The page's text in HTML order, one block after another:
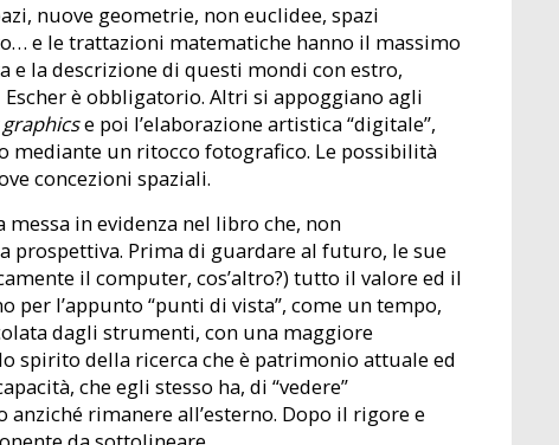
nuove geometrie, non euclidee, spazi
e le trattazioni matematiche hanno il massimo
e la descrizione di questi mondi con estro,
è obbligatorio. Altri si appoggiano agli
e poi l’elaborazione artistica “digitale”,
mediante un ritocco fotografico. Le possibilità
concezioni spaziali.
messa in evidenza nel libro che, non
prospettiva. Prima di guardare al futuro, le sue
il computer, cos’altro?) tutto il valore ed il
l’appunto “punti di vista”, come un tempo,
dagli strumenti, con una maggiore
spirito della ricerca che è patrimonio attuale ed
che egli stesso ha, di “vedere”
rimanere all’esterno. Dopo il rigore e